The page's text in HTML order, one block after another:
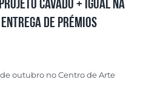
Cávado + Igual na
de prémios
outubro no Centro de Arte